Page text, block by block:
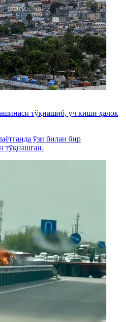
тўқнашиб, уч киши ҳалок
ўзи билан бир
тўқнашган.